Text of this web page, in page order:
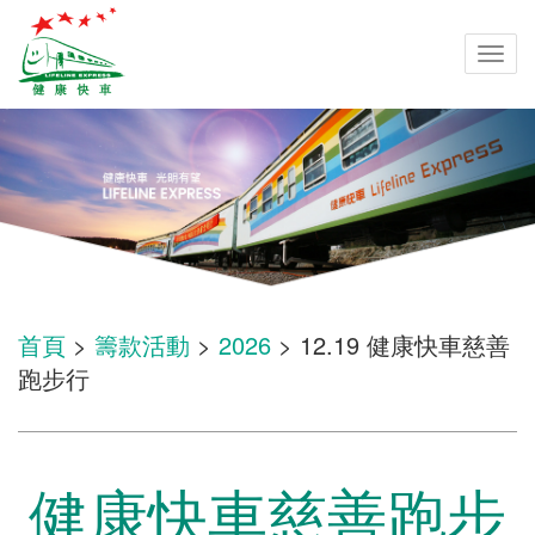
首頁 > 籌款活動 > 2026 > 12.19 健康快車慈善
跑步行
健康快車慈善跑步